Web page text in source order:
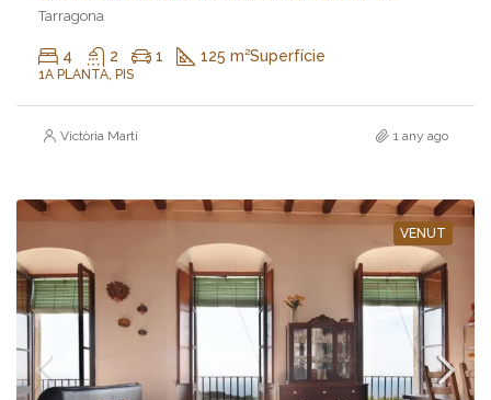
Tarragona
4 2 1 125 m²Superfície
1A PLANTA, PIS
Victòria Martí 1 any ago
VENUT